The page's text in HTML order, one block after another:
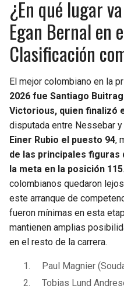
¿En qué lugar
Egan Bernal en
Clasificación
El mejor colombiano en la
2026 fue Santiago
Victorious, quien finalizó
disputada entre Nessebar
Einer Rubio el puesto 94,
de las principales
la meta en la posición 115
colombianos quedaron
este arranque de
fueron mínimas en esta
mantienen amplias
en el resto de la carrera.
Paul Magnier
Tobias Lund